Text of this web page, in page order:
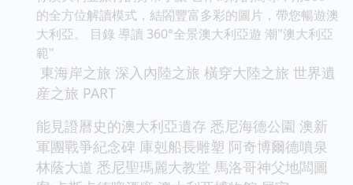
的全方位解讀模式，結閤豐富多彩的圖片，帶您暢遊澳
大利亞。 目錄 導讀 360°全景澳大利亞遊 潮"澳大利亞
範"
東海岸之旅 深入內陸之旅 橫穿大陸之旅 世界遺
産之旅 PART
能見證曆史的澳大利亞遺存 悉尼海德公園 澳新
軍團戰爭紀念碑 庫剋船長雕塑 阿奇博爾德噴泉
林蔭大道 悉尼聖瑪麗大教堂 馬洛哥神父地闆圖